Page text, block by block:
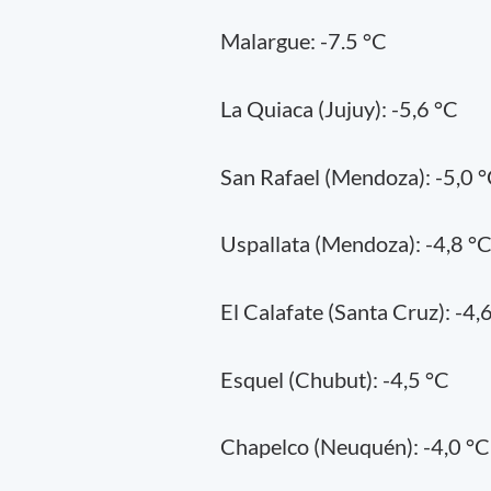
Malargue: -7.5 °C
La Quiaca (Jujuy): -5,6 °C
San Rafael (Mendoza): -5,0
Uspallata (Mendoza): -4,8 °C
El Calafate (Santa Cruz): -
Esquel (Chubut): -4,5 °C
Chapelco (Neuquén): -4,0 °C